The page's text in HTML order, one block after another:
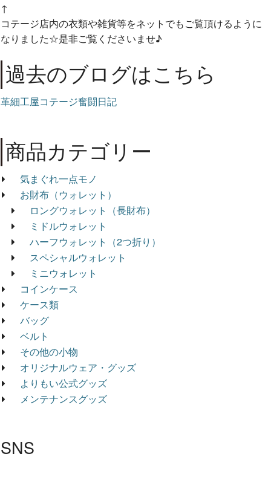
↑
コテージ店内の衣類や雑貨等をネットでもご覧頂けるように
なりました☆是非ご覧くださいませ♪
過去のブログはこちら
革細工屋コテージ奮闘日記
商品カテゴリー
気まぐれ一点モノ
お財布（ウォレット）
ロングウォレット（長財布）
ミドルウォレット
ハーフウォレット（2つ折り）
スペシャルウォレット
ミニウォレット
コインケース
ケース類
バッグ
ベルト
その他の小物
オリジナルウェア・グッズ
よりもい公式グッズ
メンテナンスグッズ
SNS